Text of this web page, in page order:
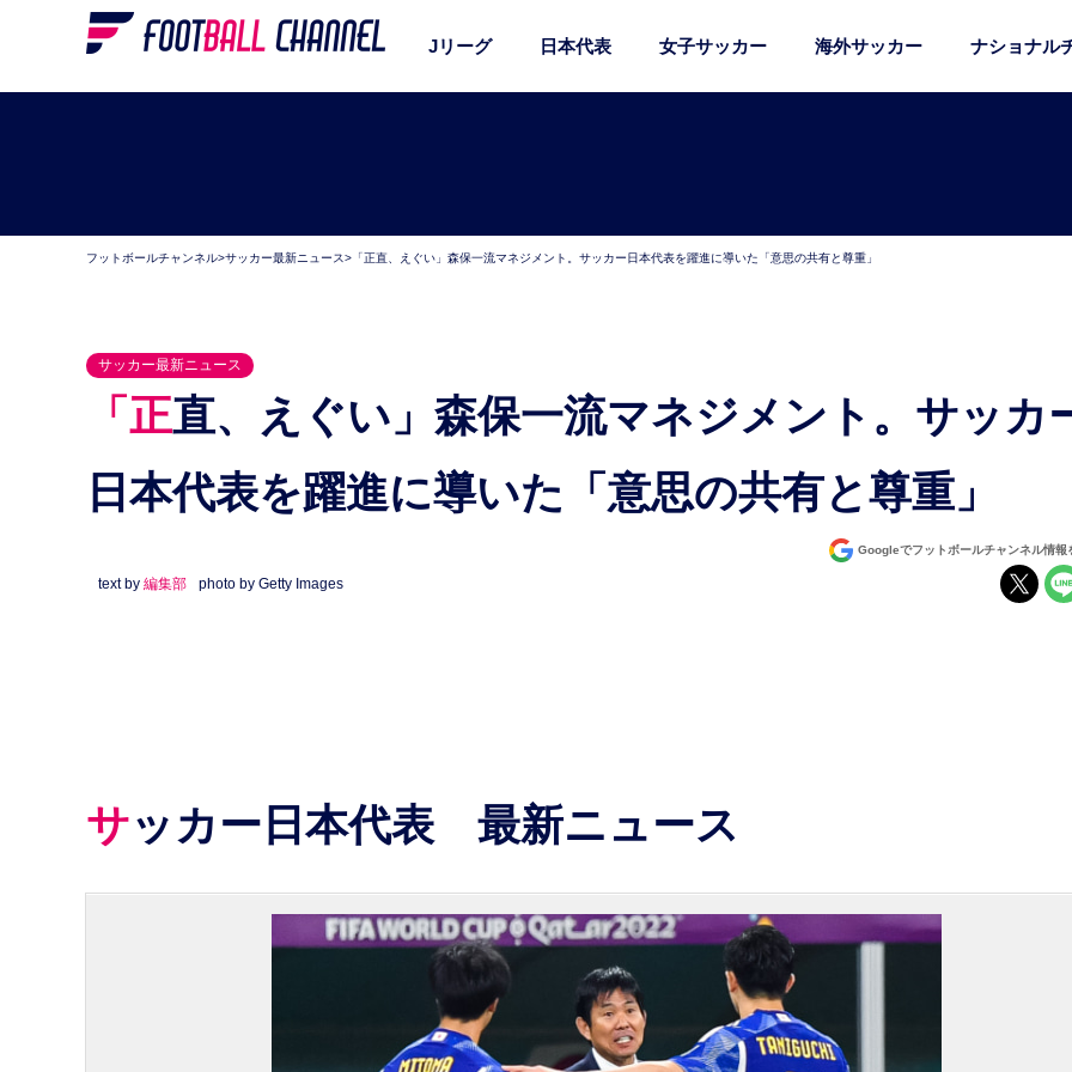
Jリーグ 日本代表 女子サッカー 海外サッカー ナショナル
フットボールチャンネル>サッカー最新ニュース> 「正直、えぐい」森保一流マネジメント。サッカー日本代表を躍進に導いた「意思の共有と尊重」
サッカー最新ニュース
「正直、えぐい」森保一流マネジメント。サッカー
日本代表を躍進に導いた「意思の共有と尊重」
Googleでフットボールチャンネル情報
text by 編集部 photo by Getty Images
サッカー日本代表 最新ニュース